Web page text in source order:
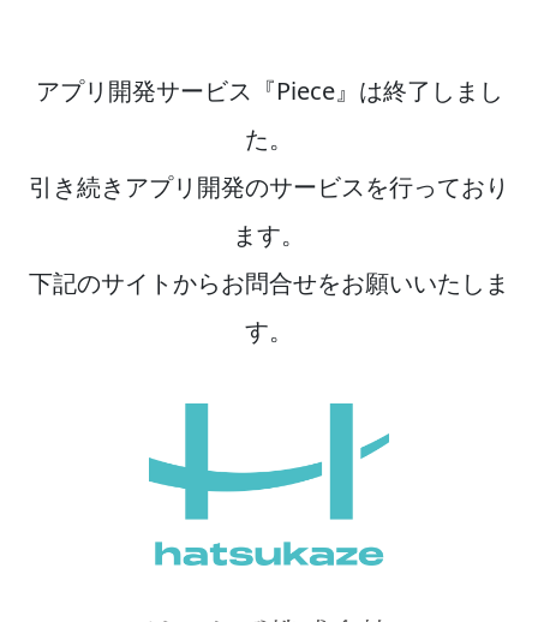
アプリ開発サービス『Piece』は終了しまし
た。
引き続きアプリ開発のサービスを行っており
ます。
下記のサイトからお問合せをお願いいたしま
す。